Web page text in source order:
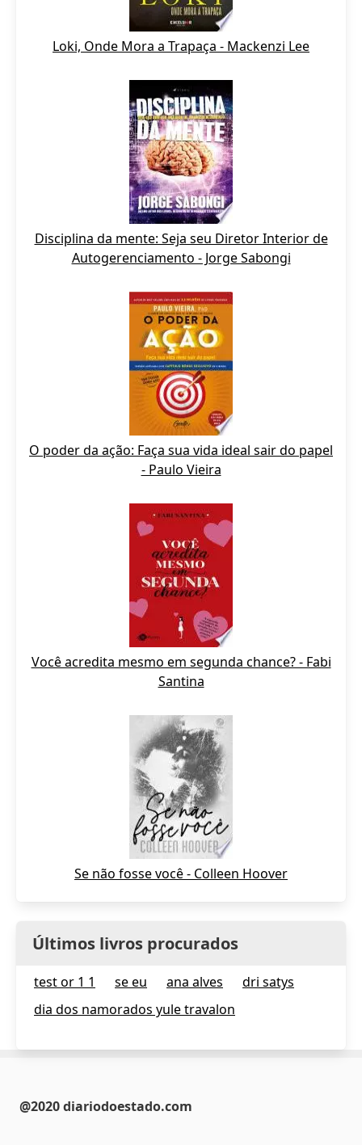
Loki, Onde Mora a Trapaça - Mackenzi Lee
Disciplina da mente: Seja seu Diretor Interior de
Autogerenciamento - Jorge Sabongi
O poder da ação: Faça sua vida ideal sair do papel
- Paulo Vieira
Você acredita mesmo em segunda chance? - Fabi
Santina
Se não fosse você - Colleen Hoover
Últimos livros procurados
test or 1 1 se eu ana alves
dri satys
dia dos namorados yule travalon
@2020 diariodoestado.com